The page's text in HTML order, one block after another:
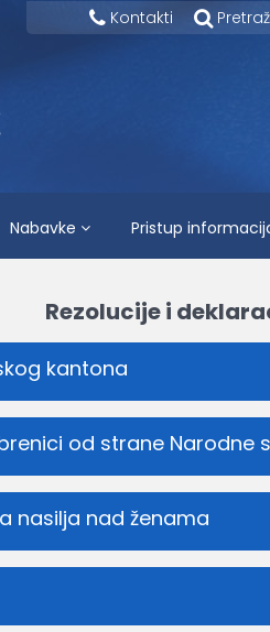
Kontakti
Nabavke Pristup
Rezolucije i
kantona
od strane Narodne
nasilja nad ženama